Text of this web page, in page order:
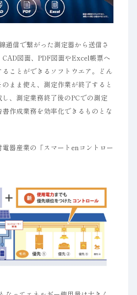
通信で繋がった測定器から送信さ
図面、PDF図面やExcel帳票へ
ことができるソフトウエア。どん
まま使え、測定作業が終了すると
、測定業務終了後のPCでの測定
作成業務を効率化できるものとな
器産業の「スマートenコントロー